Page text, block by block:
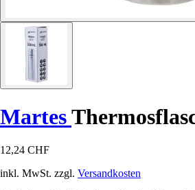
Martes
12,24 CHF
inkl. MwSt. zzgl. Versandkosten